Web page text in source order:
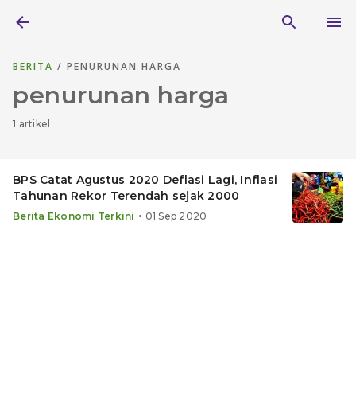
BERITA / PENURUNAN HARGA
penurunan harga
1 artikel
BPS Catat Agustus 2020 Deflasi Lagi, Inflasi
Tahunan Rekor Terendah sejak 2000
Berita Ekonomi Terkini • 01 Sep 2020